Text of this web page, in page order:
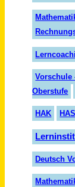
Lern
Vorschule
Oberstufe
HAK HAS
Deutsch